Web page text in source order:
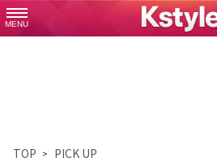
MENU
TOP PICK UP